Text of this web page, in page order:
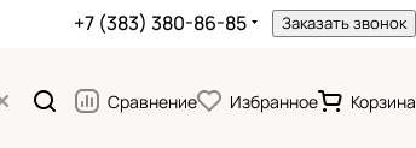
+7 (383) 380-86-85 Заказать звонок
Сравнение Избранное Корзина